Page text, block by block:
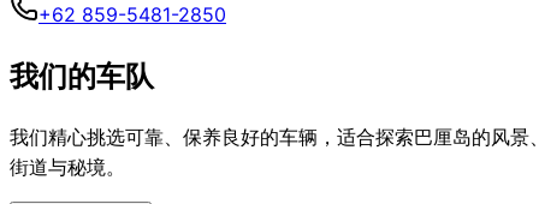
+62 859-5481-2850
我们的车队
我们精心挑选可靠、保养良好的车辆，适合探索巴厘岛的风景
街道与秘境。